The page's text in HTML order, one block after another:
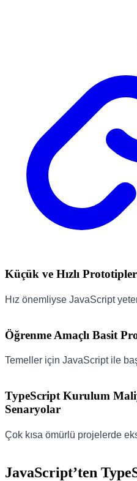
Küçük ve Hızlı Prototipler
Hız önemliyse JavaScript
Öğrenme Amaçlı Basit
Temeller için JavaScript ile
TypeScript Kurulum
Senaryolar
Çok kısa ömürlü projelerde
JavaScript’ten